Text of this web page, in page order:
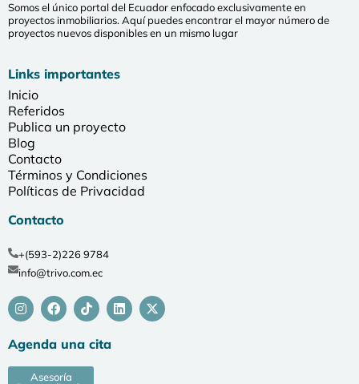
Somos el único portal del Ecuador enfocado exclusivamente en
proyectos inmobiliarios. Aquí puedes encontrar el mayor número de
proyectos nuevos disponibles en un mismo lugar
Links importantes
Inicio
Referidos
Publica un proyecto
Blog
Contacto
Términos y Condiciones
Políticas de Privacidad
Contacto
+(593-2)226 9784
info@trivo.com.ec
Agenda una cita
Asesoría